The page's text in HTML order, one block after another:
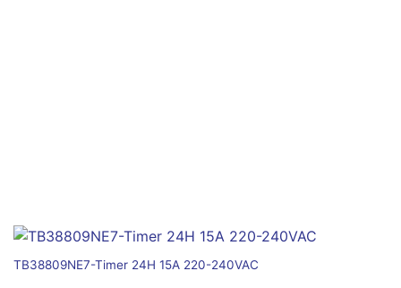
TB38809NE7-Timer 24H 15A 220-240VAC